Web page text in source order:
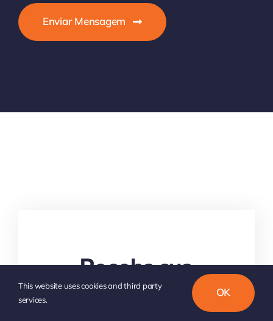
Enviar Mensagem
Receba sua
proposta
This website uses cookies and third party
services.
OK